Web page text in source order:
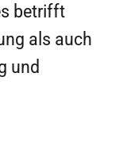
betrifft
als auch
und